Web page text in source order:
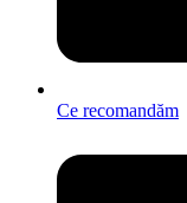
Ce recomandăm